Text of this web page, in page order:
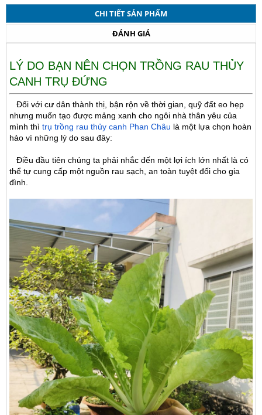
CHI TIẾT SẢN PHẨM
ĐÁNH GIÁ
LÝ DO BẠN NÊN CHỌN TRỒNG RAU THỦY
CANH TRỤ ĐỨNG
Đối với cư dân thành thị, bận rộn về thời gian, quỹ đất eo hẹp
nhưng muốn tạo được mảng xanh cho ngôi nhà thân yêu của
mình thì trụ trồng rau thủy canh Phan Châu là một lựa chọn hoàn
hảo vì những lý do sau đây:
Điều đầu tiên chúng ta phải nhắc đến một lợi ích lớn nhất là có
thể tự cung cấp một nguồn rau sạch, an toàn tuyệt đối cho gia
đình.